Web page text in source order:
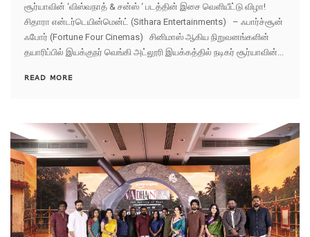
சூர்யாவின் ‘விஸ்வநாத் & சன்ஸ் ‘ படத்தின் இசை வெளியீட்டு விழா!
சிதாரா என்டர்டெயின்மென்ட் (Sithara Entertainments) – ஃபார்ச்சூன்
ஃபோர் (Fortune Four Cinemas) சினிமாஸ் ஆகிய நிறுவனங்களின்
தயாரிப்பில் இயக்குநர் வெங்கி அட்லூரி இயக்கத்தில் நடிகர் சூர்யாவின்...
READ MORE